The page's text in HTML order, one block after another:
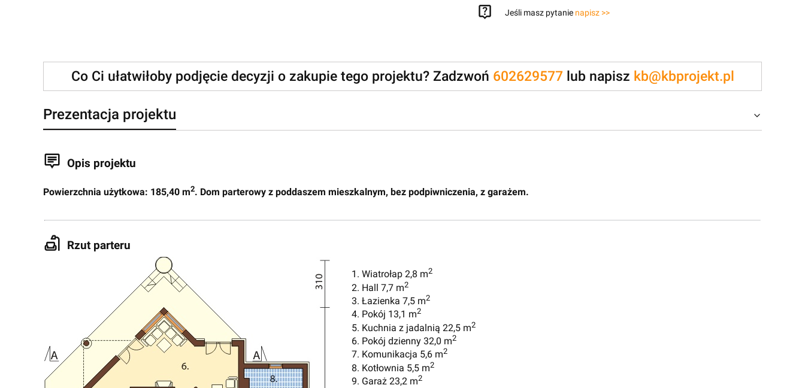
Jeśli masz pytanie napisz >>
Co Ci ułatwiłoby podjęcie decyzji o zakupie tego projektu? Zadzwoń 602629577lub napisz kb@kbprojekt.pl
Prezentacja projektu
Opis projektu
Powierzchnia użytkowa: 185,40 m2. Dom parterowy z poddaszem mieszkalnym, bez podpiwniczenia, z garażem.
Rzut parteru
1. Wiatrołap 2,8 m2
2. Hall 7,7 m2
3. Łazienka 7,5 m2
4. Pokój 13,1 m2
5. Kuchnia z jadalnią 22,5 m2
6. Pokój dzienny 32,0 m2
7. Komunikacja 5,6 m2
8. Kotłownia 5,5 m2
9. Garaż 23,2 m2